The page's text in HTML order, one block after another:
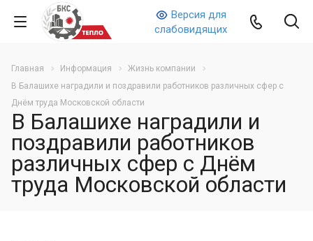
Версия для
слабовидящих
Главная Информация
Жизнь компании
В Балашихе наградили и поздравили работников различных сфер с
Днём труда Московской области
В Балашихе наградили и
поздравили работников
различных сфер с Днём
труда Московской области